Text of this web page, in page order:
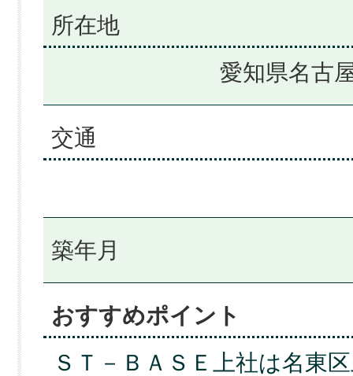
所在地
愛知県名古
交通
築年月
おすすめポイント
ＳＴ－ＢＡＳＥ上社は名東